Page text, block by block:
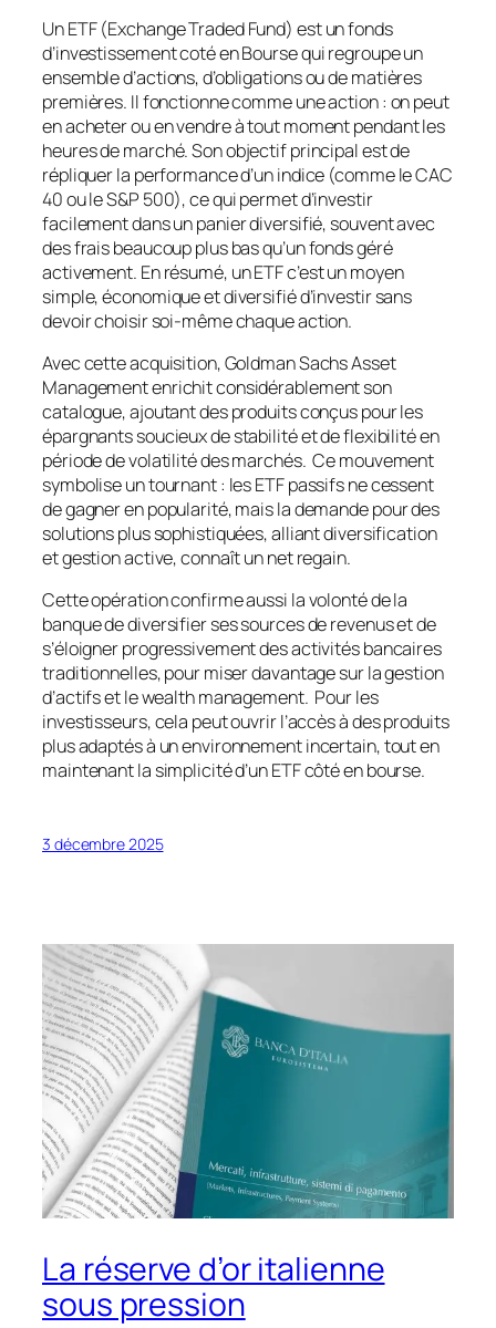
Un ETF (Exchange Traded Fund) est un fonds
d’investissement coté en Bourse qui regroupe un
ensemble d’actions, d’obligations ou de matières
premières. Il fonctionne comme une action : on peut
en acheter ou en vendre à tout moment pendant les
heures de marché. Son objectif principal est de
répliquer la performance d’un indice (comme le CAC
40 ou le S&P 500), ce qui permet d’investir
facilement dans un panier diversifié, souvent avec
des frais beaucoup plus bas qu’un fonds géré
activement. En résumé, un ETF c’est un moyen
simple, économique et diversifié d’investir sans
devoir choisir soi-même chaque action.
Avec cette acquisition, Goldman Sachs Asset
Management enrichit considérablement son
catalogue, ajoutant des produits conçus pour les
épargnants soucieux de stabilité et de flexibilité en
période de volatilité des marchés. Ce mouvement
symbolise un tournant : les ETF passifs ne cessent
de gagner en popularité, mais la demande pour des
solutions plus sophistiquées, alliant diversification
et gestion active, connaît un net regain.
Cette opération confirme aussi la volonté de la
banque de diversifier ses sources de revenus et de
s’éloigner progressivement des activités bancaires
traditionnelles, pour miser davantage sur la gestion
d’actifs et le wealth management. Pour les
investisseurs, cela peut ouvrir l’accès à des produits
plus adaptés à un environnement incertain, tout en
maintenant la simplicité d’un ETF côté en bourse.
3 décembre 2025
La réserve d’or italienne
sous pression